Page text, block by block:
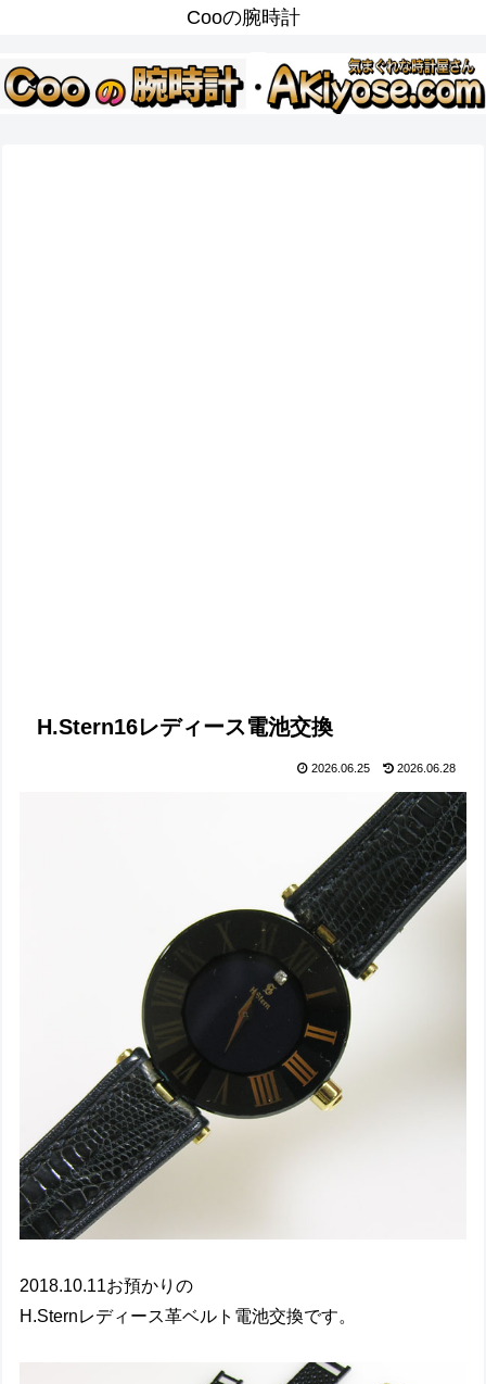
Cooの腕時計
H.Stern16レディース電池交換
2026.06.25 2026.06.28
2018.10.11お預かりの
H.Sternレディース革ベルト電池交換です。